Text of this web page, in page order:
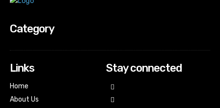
Category
Links
Home
About Us
Stay connected